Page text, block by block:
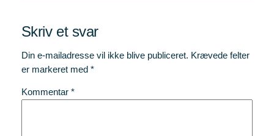
Skriv et svar
Din e-mailadresse vil ikke blive publiceret. Krævede felter
er markeret med *
Kommentar *